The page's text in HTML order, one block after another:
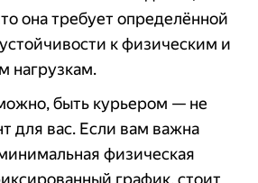
она требует определённой
к физическим и
нагрузкам.
быть курьером — не
для вас. Если вам важна
физическая
график, стоит